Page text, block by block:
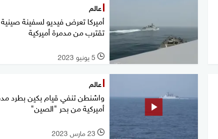
عالم
أميركا تعرض فيديو لسفينة صينية
تقترب من مدمرة أميركية
l 5 يونيو 2023
عالم
واشنطن تنفي قيام بكين بطرد
أميركية من بحر "الصين"
l 23 مارس 2023